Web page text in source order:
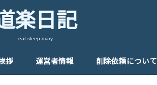
楽日記
eat sleep diary
拶 運営者情報 削除依頼について